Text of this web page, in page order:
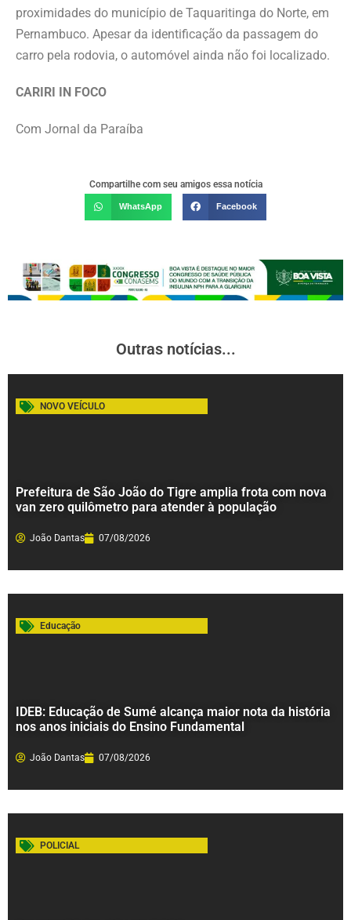
proximidades do município de Taquaritinga do Norte, em
Pernambuco. Apesar da identificação da passagem do
carro pela rodovia, o automóvel ainda não foi localizado.
CARIRI IN FOCO
Com Jornal da Paraíba
Compartilhe com seu amigos essa notícia
WhatsApp Facebook
Outras notícias...
NOVO VEÍCULO
Prefeitura de São João do Tigre amplia frota com nova
van zero quilômetro para atender à população
João Dantas 07/08/2026
Educação
IDEB: Educação de Sumé alcança maior nota da história
nos anos iniciais do Ensino Fundamental
João Dantas 07/08/2026
POLICIAL